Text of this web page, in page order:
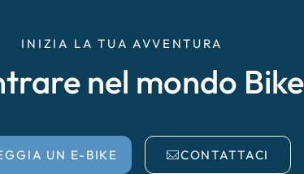
INIZIA LA TUA AVVENTURA
nel mondo
UN E-BIKE CONTATTACI